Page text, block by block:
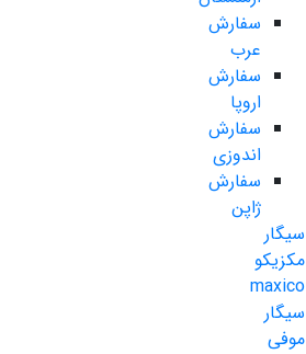
سفارش
عرب
سفارش
اروپا
سفارش
اندوزی
سفارش
ژاپن
سیگار
مکزیکو
maxico
سیگار
موفی